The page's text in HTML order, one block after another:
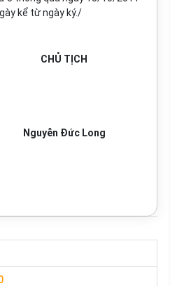
kể từ ngày ký./
CHỦ TỊCH
Nguyễn Đức Long